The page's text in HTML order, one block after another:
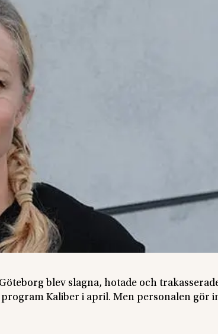
blev slagna, hotade och
Kaliber i april. Men personalen gör